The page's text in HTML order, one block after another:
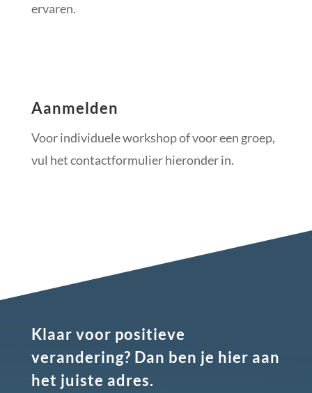
ervaren.
Aanmelden
Voor individuele workshop of voor een groep,
vul het contactformulier hieronder in.
Klaar voor positieve
verandering? Dan ben je hier aan
het juiste adres.